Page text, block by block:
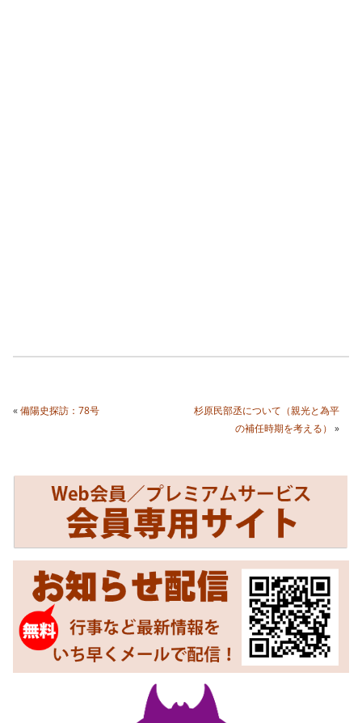
«備陽史探訪：78号
杉原民部丞について（親光と為平
の補任時期を考える） »